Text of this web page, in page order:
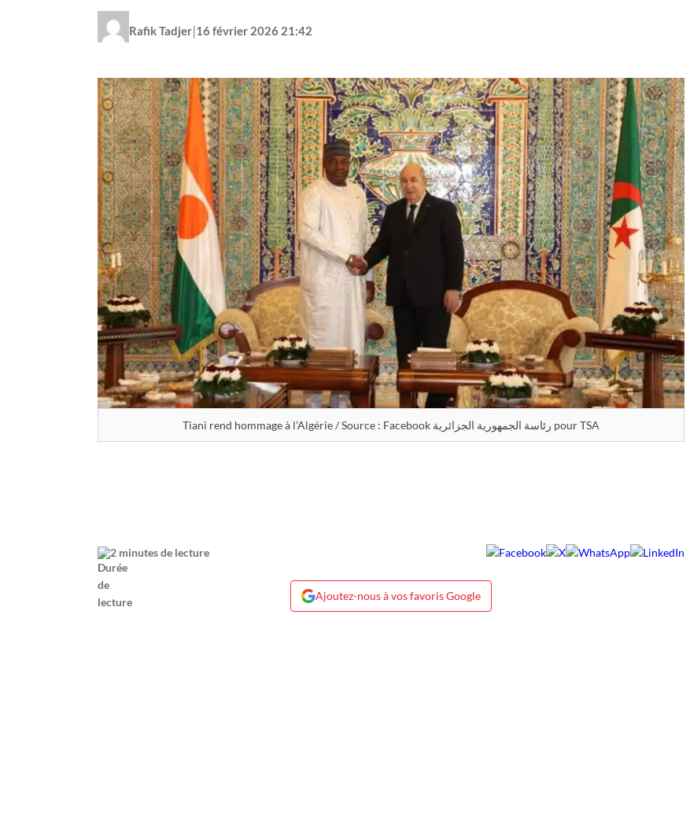
Rafik Tadjer|16 février 2026 21:42
Tiani rend hommage à l’Algérie / Source : Facebook رئاسة الجمهورية الجزائرية pour TSA
2 minutes de lecture
Ajoutez-nous à vos favoris Google